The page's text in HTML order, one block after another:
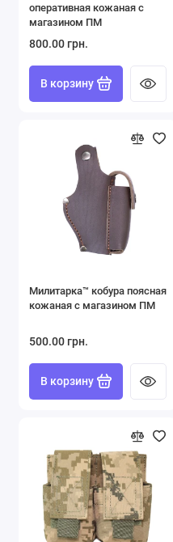
оперативная кожаная с
магазином ПМ
800.00 грн.
В корзину
Милитарка™ кобура поясная
кожаная с магазином ПМ
500.00 грн.
В корзину